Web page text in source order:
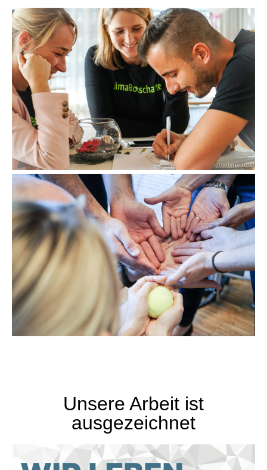
Unsere Arbeit ist
ausgezeichnet